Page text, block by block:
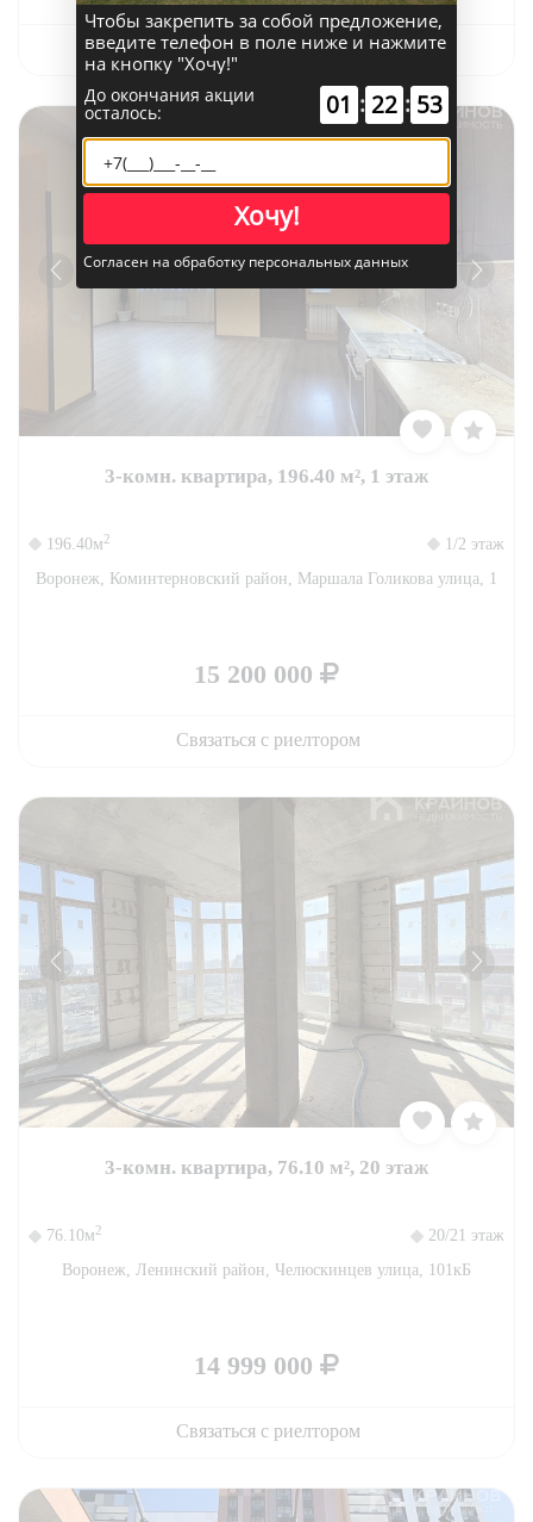
Связаться с риелтором
3-комн. квартира, 196.40 м², 1 этаж
196.40м2
1/2 этаж
Воронеж, Коминтерновский район, Маршала Голикова улица, 1
15 200 000
Связаться с риелтором
3-комн. квартира, 76.10 м², 20 этаж
76.10м2
20/21 этаж
Воронеж, Ленинский район, Челюскинцев улица, 101кБ
14 999 000
Связаться с риелтором
Чтобы закрепить за собой предложение,
введите телефон в поле ниже и нажмите
на кнопку "Хочу!"
До окончания акции
осталось: 01 : 22 : 51
Хочу!
Согласен на обработку персональных данных